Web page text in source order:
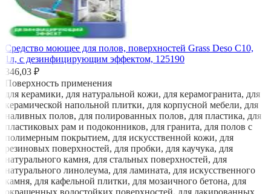
Средство моющее для полов, поверхностей Grass Deso C10,
1л, с дезинфицирующим эффектом, 125190
346,03 ₽
Поверхность применения
для керамики, для натуральной кожи, для керамогранита, для
керамической напольной плитки, для корпусной мебели, для
наливных полов, для полированных полов, для пластика, для
пластиковых рам и подоконников, для гранита, для полов с
полимерным покрытием, для искусственной кожи, для
резиновых поверхностей, для пробки, для каучука, для
натурального камня, для стальных поверхностей, для
натурального линолеума, для ламината, для искусственного
камня, для кафельной плитки, для мозаичного бетона, для